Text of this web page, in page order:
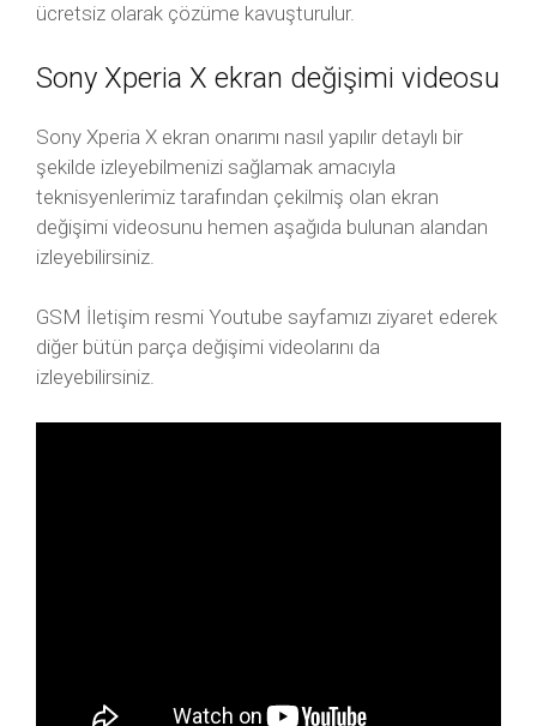
ücretsiz olarak çözüme kavuşturulur.
Sony Xperia X ekran değişimi videosu
Sony Xperia X ekran onarımı nasıl yapılır detaylı bir
şekilde izleyebilmenizi sağlamak amacıyla
teknisyenlerimiz tarafından çekilmiş olan ekran
değişimi videosunu hemen aşağıda bulunan alandan
izleyebilirsiniz.
GSM İletişim resmi Youtube sayfamızı ziyaret ederek
diğer bütün parça değişimi videolarını da
izleyebilirsiniz.